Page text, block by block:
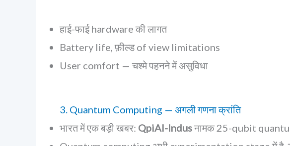
हाई-फाई hardware की लागत
Battery life, फ़ील्ड of view limitations
User comfort — चश्मे पहनने में असुविधा
3. Quantum Computing — अगली गणना क्रांति
भारत में एक बड़ी खबर: QpiAI-Indusनामक 25-qubit